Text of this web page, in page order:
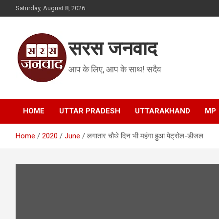
to
Saturday, August 8, 2026
सरस जनवाद
आप के लिए, आप के साथ! सदैव
HOME UTTAR PRADESH UTTARAKHAND MP
Home 2020 June लगातार चौथे दिन भी महंगा हुआ पेट्रोल-डीजल